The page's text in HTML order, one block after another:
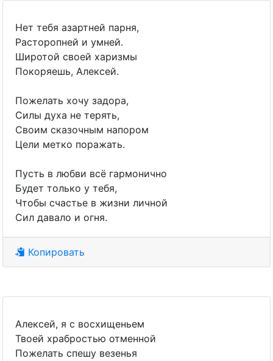
Нет тебя азартней парня,
Расторопней и умней.
Широтой своей харизмы
Покоряешь, Алексей.
Пожелать хочу задора,
Силы духа не терять,
Своим сказочным напором
Цели метко поражать.
Пусть в любви всё гармонично
Будет только у тебя,
Чтобы счастье в жизни личной
Сил давало и огня.
Копировать
Алексей, я с восхищеньем
Твоей храбростью отменной
Пожелать спешу везенья